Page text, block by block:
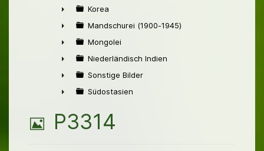
►
►
Korea
►
Mandschurei (1900-1945)
►
Mongolei
►
Niederländisch Indien
►
Sonstige Bilder
Südostasien
B
P3314